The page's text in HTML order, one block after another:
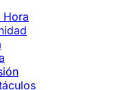
Hora